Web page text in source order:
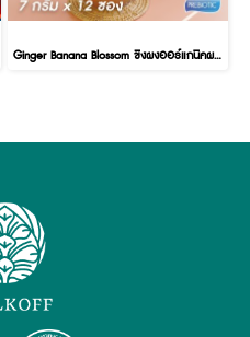
Ginger Banana Blossom ขิงผงออร์แกนิคผสมปลีกล้วยสำเร็จรูป ขิงปลีกล้วย เสริมพรีไบโอติก เพิ่มน้ำนมคุณแม่